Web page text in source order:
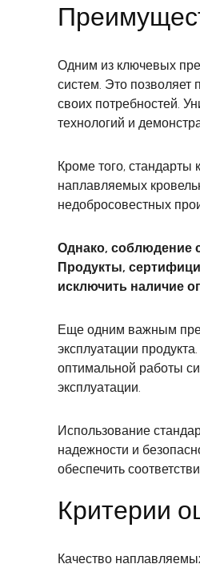
Одним из ключевых
систем. Это
своих потребностей.
технологий и
Кроме того, стандарты
наплавляемых
недобросовестных
Однако, соблюдение
Продукты,
исключить наличие
Еще одним важным
эксплуатации
оптимальной работы
эксплуатации.
Использование
надежности и
обеспечить
Критерии
Качество